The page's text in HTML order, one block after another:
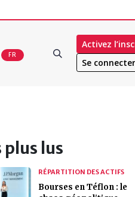
FR
Activez
Se connecter
plus lus
RÉPARTITION DES ACTIFS
Bourses en Téflon : le